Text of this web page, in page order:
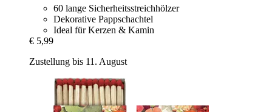
60 lange Sicherheitsstreichhölzer
Dekorative Pappschachtel
Ideal für Kerzen & Kamin
€ 5,99
Zustellung bis 11. August